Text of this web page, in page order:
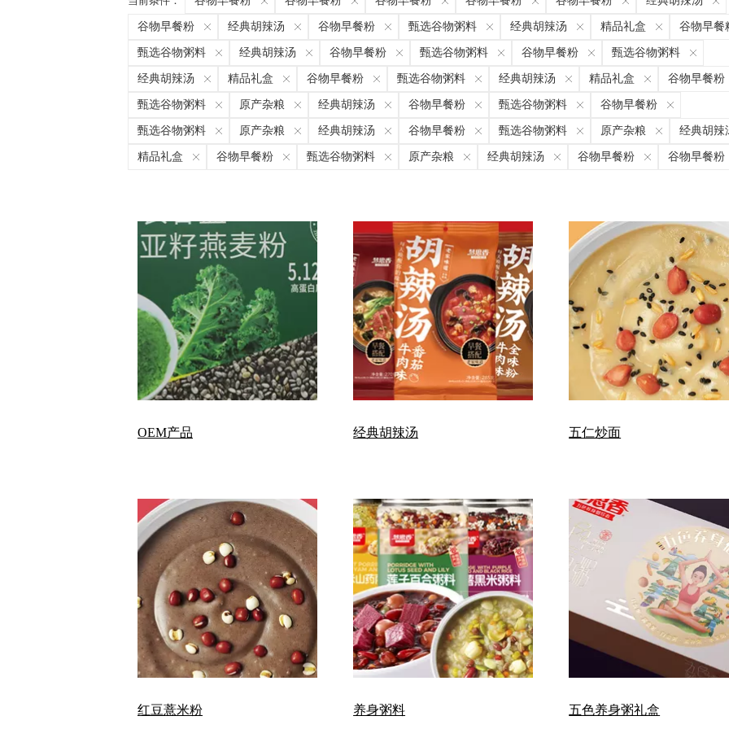
谷物早餐粉 经典胡辣汤 谷物早餐粉 甄选谷物粥料 经典胡辣汤 精品礼盒 谷物早餐
甄选谷物粥料 经典胡辣汤 谷物早餐粉 甄选谷物粥料 谷物早餐粉 甄选谷物粥料
经典胡辣汤 精品礼盒 谷物早餐粉 甄选谷物粥料 经典胡辣汤 精品礼盒 谷物早餐粉
甄选谷物粥料 原产杂粮 经典胡辣汤 谷物早餐粉 甄选谷物粥料 谷物早餐粉
甄选谷物粥料 原产杂粮 经典胡辣汤 谷物早餐粉 甄选谷物粥料 原产杂粮 经典胡辣
精品礼盒 谷物早餐粉 甄选谷物粥料 原产杂粮 经典胡辣汤 谷物早餐粉 谷物早餐粉
OEM产品 经典胡辣汤 五仁炒面
红豆薏米粉 养身粥料 五色养身粥礼盒